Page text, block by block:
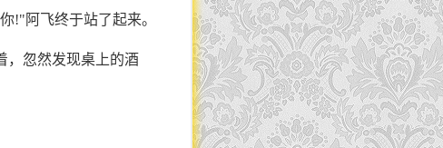
!"阿飞终于站了起来。
，忽然发现桌上的酒